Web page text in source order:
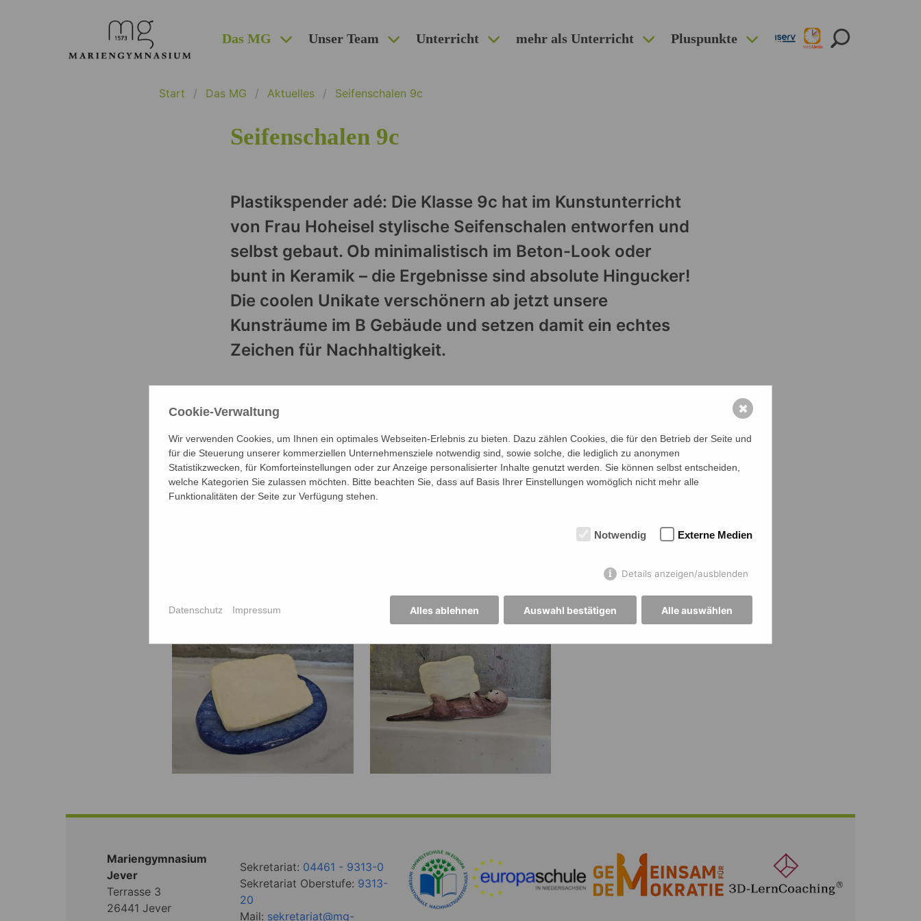
Das MG Unser Team Unterricht mehr als Unterricht Pluspunkte
Start Das MG Aktuelles Seifenschalen 9c
Seifenschalen 9c
Plastikspender adé: Die Klasse 9c hat im Kunstunterricht
von Frau Hoheisel stylische Seifenschalen entworfen und
selbst gebaut. Ob minimalistisch im Beton-Look oder
bunt in Keramik – die Ergebnisse sind absolute Hingucker!
Die coolen Unikate verschönern ab jetzt unsere
Kunsträume im B Gebäude und setzen damit ein echtes
Zeichen für Nachhaltigkeit.
Mariengymnasium
Jever
Terrasse 3
26441 Jever
Sekretariat: 04461 - 9313-0
Sekretariat Oberstufe: 9313-
20
Mail: sekretariat@mg-
Cookie-Verwaltung
Wir verwenden Cookies, um Ihnen ein optimales Webseiten-Erlebnis zu bieten. Dazu zählen Cookies, die für den Betrieb der Seite und
für die Steuerung unserer kommerziellen Unternehmensziele notwendig sind, sowie solche, die lediglich zu anonymen
Statistikzwecken, für Komforteinstellungen oder zur Anzeige personalisierter Inhalte genutzt werden. Sie können selbst entscheiden,
welche Kategorien Sie zulassen möchten. Bitte beachten Sie, dass auf Basis Ihrer Einstellungen womöglich nicht mehr alle
Funktionalitäten der Seite zur Verfügung stehen.
Notwendig Externe Medien
Details anzeigen/ausblenden
Alles ablehnen Auswahl bestätigen Alle auswählen
Datenschutz Impressum
✖